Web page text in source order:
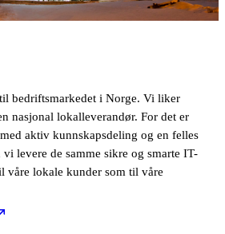
bedriftsmarkedet i Norge. Vi liker
nasjonal lokalleverandør. For det er
aktiv kunnskapsdeling og en felles
levere de samme sikre og smarte IT-
våre lokale kunder som til våre